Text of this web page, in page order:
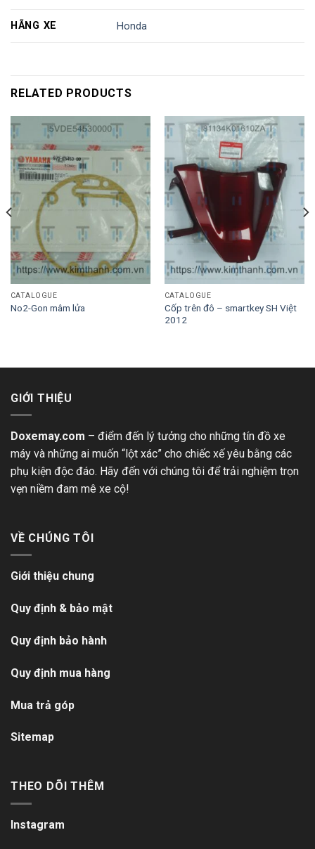
HÃNG XE Honda
RELATED PRODUCTS
CATALOGUE
No2-Gon mâm lửa
CATALOGUE
Cốp trên đô – smartkey SH Việt
2012
GIỚI THIỆU
Doxemay.com – điểm đến lý tưởng cho những tín đồ xe
máy và những ai muốn “lột xác” cho chiếc xế yêu bằng các
phụ kiện độc đáo. Hãy đến với chúng tôi để trải nghiệm trọn
vẹn niềm đam mê xe cộ!
VỀ CHÚNG TÔI
Giới thiệu chung
Quy định & bảo mật
Quy định bảo hành
Quy định mua hàng
Mua trả góp
Sitemap
THEO DÕI THÊM
Instagram